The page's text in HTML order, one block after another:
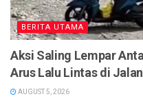
BERITA UTAMA
Aksi Saling Lempar
Arus Lalu Lintas di
AUGUST 5, 2026